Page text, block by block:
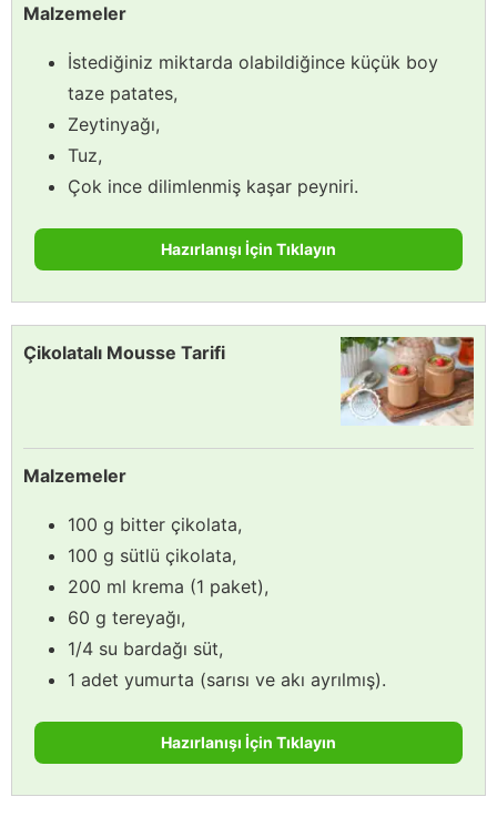
Malzemeler
İstediğiniz miktarda olabildiğince küçük boy
taze patates,
Zeytinyağı,
Tuz,
Çok ince dilimlenmiş kaşar peyniri.
Hazırlanışı İçin Tıklayın
Çikolatalı Mousse Tarifi
Malzemeler
100 g bitter çikolata,
100 g sütlü çikolata,
200 ml krema (1 paket),
60 g tereyağı,
1/4 su bardağı süt,
1 adet yumurta (sarısı ve akı ayrılmış).
Hazırlanışı İçin Tıklayın